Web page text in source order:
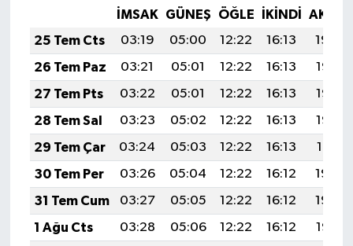
İMSAK GÜNEŞ ÖĞLE İKINDI
25 Tem Cts
03:19 05:00 12:22 16:13
19:34
26 Tem Paz
03:21 05:01 12:22 16:13
19:33
27 Tem Pts
03:22 05:01 12:22 16:13
19:32
28 Tem Sal
03:23 05:02 12:22 16:13
19:32
29 Tem Çar
03:24 05:03 12:22 16:13
19:31
30 Tem Per
03:26 05:04 12:22 16:12
19:30
31 Tem Cum
03:27 05:05 12:22 16:12
19:29
1 Ağu Cts
03:28 05:06 12:22 16:12
19:28